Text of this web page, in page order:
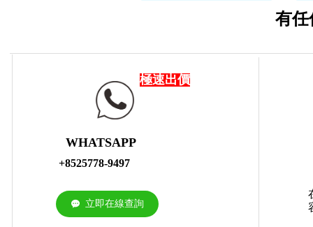
WHATSAPP
+8525778-9497
끁 立即在線查詢
極速出價
有任